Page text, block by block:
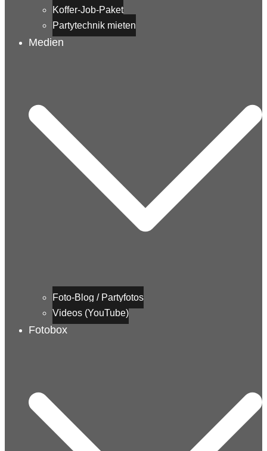
Koffer-Job-Paket
Partytechnik mieten
Medien
Foto-Blog / Partyfotos
Videos (YouTube)
Fotobox